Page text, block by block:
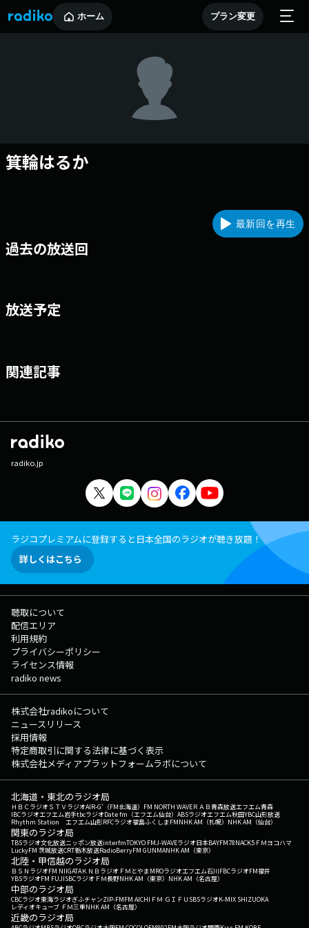
ホーム プラン変更
箕輪はるか
最新回を再生
過去の放送回
放送予定
関連記事
radiko.jp
ラジコプレミアムに登録すると日本全国のラジオが聴き放題！
詳しくはこちら
聴取について
配信エリア
利用規約
プライバシーポリシー
ライセンス情報
radiko news
株式会社radikoについて
ニュースリリース
採用情報
特定商取引に関する法律に基づく表示
株式会社メディアプラットフォームラボについて
北海道・東北のラジオ局
ＨＢＣラジオＳＴＶラジオAIR-G'（FM北海道） FM NORTH WAVEＲＡＢ青森放送エフエム青森
IBCラジオエフエム岩手tbcラジオDate fm（エフエム仙台） ABSラジオエフエム秋田YBC山形放送
Rhythm Station エフエム山形RFCラジオ福島ふくしまFMNHK AM（札幌） NHK AM（仙台）
関東のラジオ局
TBSラジオ文化放送ニッポン放送interfmTOKYO FMJ-WAVEラジオ日本BAYFM78NACK5 ＦＭヨコハマ
LuckyFM 茨城放送CRT栃木放送RadioBerryFM GUNMANHK AM（東京）
北陸・甲信越のラジオ局
ＢＳＮラジオFM NIIGATAＫＮＢラジオ ＦＭとやまMROラジオエフエム石川FBCラジオFM福井
YBSラジオFM FUJISBCラジオ ＦＭ長野NHK AM（東京） NHK AM（名古屋）
中部のラジオ局
CBCラジオ東海ラジオぎふチャンZIP-FMFM AICHI ＦＭ ＧＩＦＵ SBSラジオK-MIX SHIZUOKA
レディオキューブ ＦＭ三重NHK AM（名古屋）
近畿のラジオ局